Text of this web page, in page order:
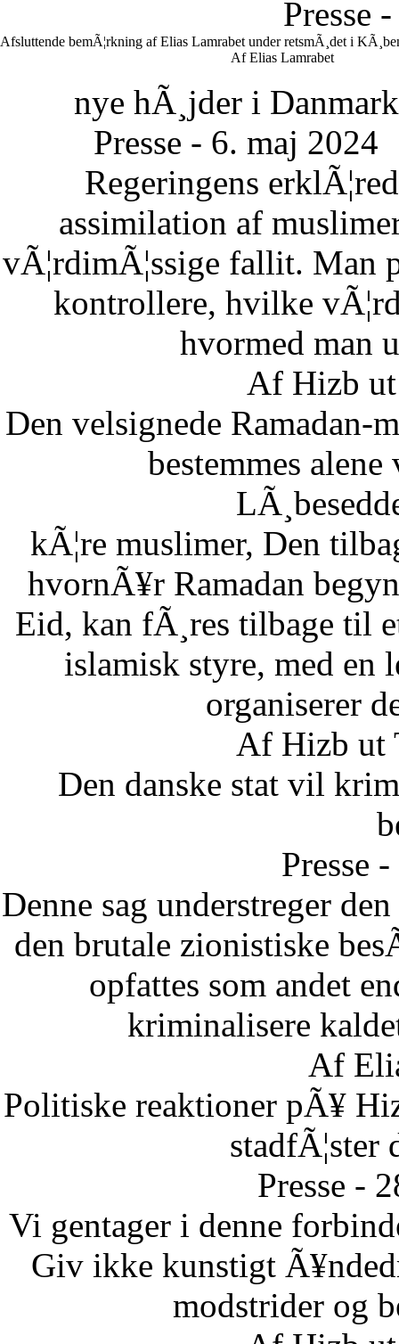
Presse
Afsluttende bemÃ¦rkning af Elias Lamrabet under retsmÃ¸det i
Af Elias Lamrabet
nye hÃ¸jder i Danmark
Presse - 6. maj 2024
Regeringens
assimilation af
vÃ¦rdimÃ¦ssige fallit. Man
kontrollere, hvilke
hvormed man
Af Hizb
Den velsignede Ramadan-
bestemmes
kÃ¦re muslimer, Den
hvornÃ¥r Ramadan
Eid, kan fÃ¸res tilbage til
islamisk styre, med en
organiserer
Af Hizb ut
Den danske stat vil
Presse
Denne sag understreger
den brutale zionistiske
opfattes som andet
kriminalisere
Af
Politiske reaktioner pÃ¥
Presse -
Vi gentager i denne
Giv ikke kunstigt
modstrider og